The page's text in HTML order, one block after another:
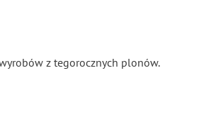
z tegorocznych plonów.